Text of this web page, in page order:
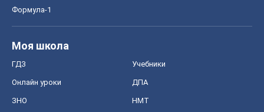
Формула-1
Моя школа
ГДЗ Учебники
Онлайн уроки ДПА
ЗНО НМТ